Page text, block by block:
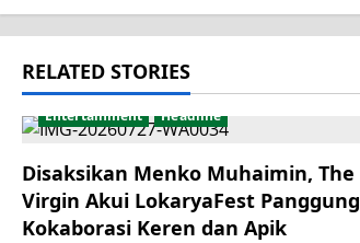
i
o
n
RELATED STORIES
Entertainment Headline
Disaksikan Menko Muhaimin, The
Virgin Akui LokaryaFest Panggung
Kokaborasi Keren dan Apik